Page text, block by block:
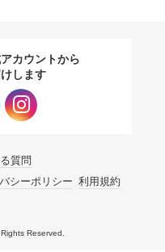
カウントから
します
質問
シーポリシー 利用規約
Reserved.